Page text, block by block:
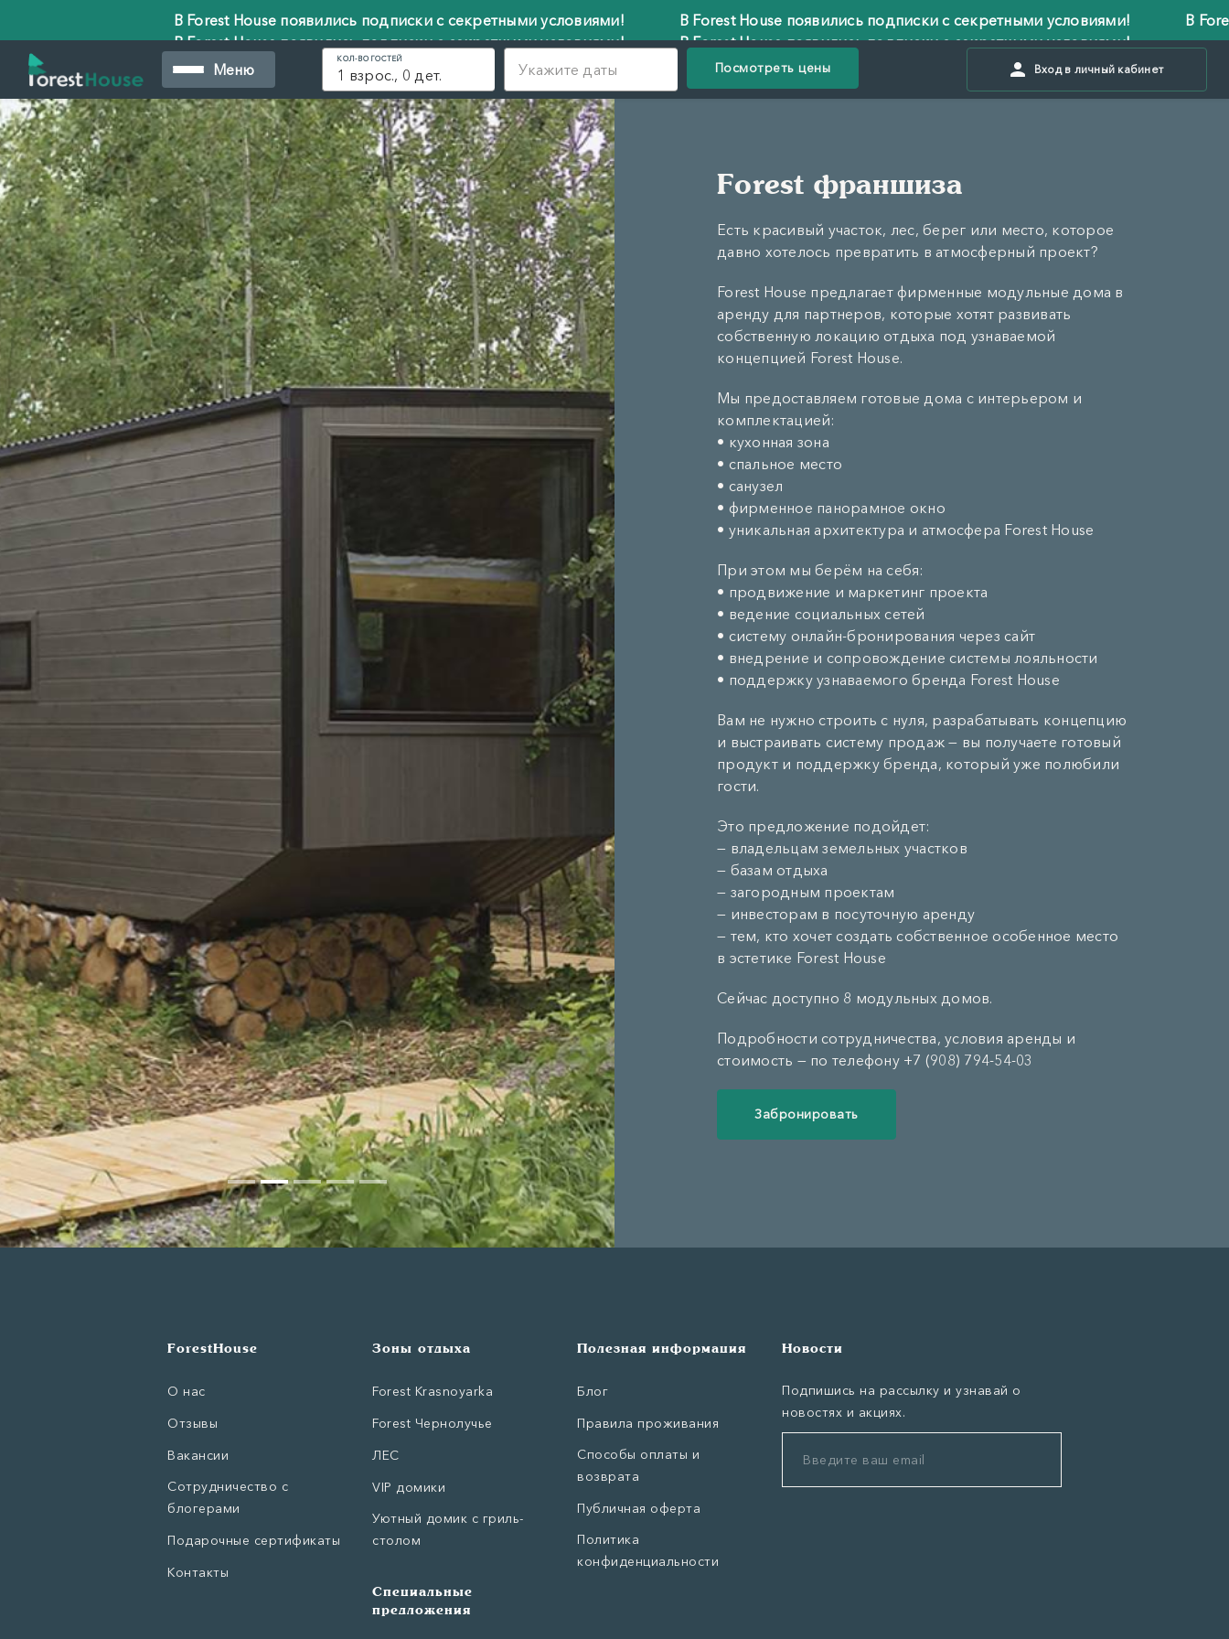
В Forest House появились подписки с секретными условиями! В Forest House появились подписки с секретными условиями!
В Forest House
В Forest House появились подписки с секретными условиями!
В Forest House появились подписки с секретными условиями!
Меню
КОЛ-ВО ГОСТЕЙ
1 взрос., 0 дет. Укажите даты Посмотреть цены Вход в личный кабинет
Forest франшиза
Есть красивый участок, лес, берег или место, которое
давно хотелось превратить в атмосферный проект?
Forest House предлагает фирменные модульные дома в
аренду для партнеров, которые хотят развивать
собственную локацию отдыха под узнаваемой
концепцией Forest House.
Мы предоставляем готовые дома с интерьером и
комплектацией:
• кухонная зона
• спальное место
• санузел
• фирменное панорамное окно
• уникальная архитектура и атмосфера Forest House
При этом мы берём на себя:
• продвижение и маркетинг проекта
• ведение социальных сетей
• систему онлайн-бронирования через сайт
• внедрение и сопровождение системы лояльности
• поддержку узнаваемого бренда Forest House
Вам не нужно строить с нуля, разрабатывать концепцию
и выстраивать систему продаж — вы получаете готовый
продукт и поддержку бренда, который уже полюбили
гости.
Это предложение подойдет:
— владельцам земельных участков
— базам отдыха
— загородным проектам
— инвесторам в посуточную аренду
— тем, кто хочет создать собственное особенное место
в эстетике Forest House
Сейчас доступно 8 модульных домов.
Подробности сотрудничества, условия аренды и
стоимость — по телефону +7 (908) 794-54-03
Забронировать
ForestHouse
О нас
Отзывы
Вакансии
Сотрудничество с
блогерами
Подарочные сертификаты
Контакты
Зоны отдыха
Forest Krasnoyarka
Forest Чернолучье
ЛЕС
VIP домики
Уютный домик с гриль-
столом
Специальные
предложения
Полезная информация
Блог
Правила проживания
Способы оплаты и
возврата
Публичная оферта
Политика
конфиденциальности
Новости
Подпишись на рассылку и узнавай о
новостях и акциях.